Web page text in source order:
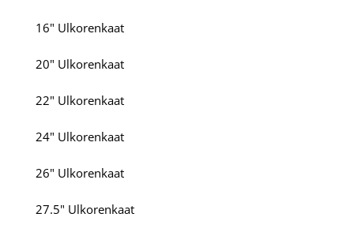
16" Ulkorenkaat
20" Ulkorenkaat
22" Ulkorenkaat
24" Ulkorenkaat
26" Ulkorenkaat
27.5" Ulkorenkaat